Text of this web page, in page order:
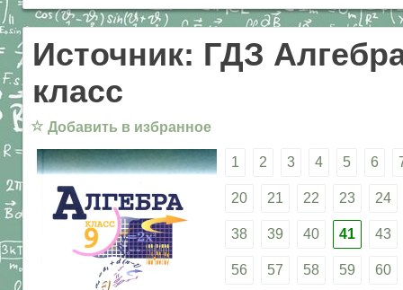
Источник: ГДЗ
класс
☆ Добавить в избранное
1 2 3 4 5 6
20 21 22 23 24
38 39 40 41 43
56 57 58 59 60